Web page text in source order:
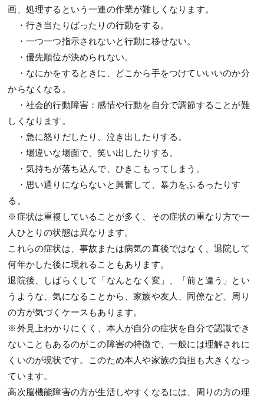
画、処理するという一連の作業が難しくなります。
・行き当たりばったりの行動をする。
・一つ一つ指示されないと行動に移せない。
・優先順位が決められない。
・なにかをするときに、どこから手をつけていいいのか分
からなくなる。
・社会的行動障害：感情や行動を自分で調節することが難
しくなります。
・急に怒りだしたり、泣き出したりする。
・場違いな場面で、笑い出したりする。
・気持ちが落ち込んで、ひきこもってしまう。
・思い通りにならないと興奮して、暴力をふるったりす
る。
※症状は重複していることが多く、その症状の重なり方で一
人ひとりの状態は異なります。
これらの症状は、事故または病気の直後ではなく、退院して
何年かした後に現れることもあります。
退院後、しばらくして「なんとなく変」、「前と違う」とい
うような、気になることから、家族や友人、同僚など、周り
の方が気づくケースもあります。
※外見上わかりにくく、本人が自分の症状を自分で認識でき
ないこともあるのがこの障害の特徴で、一般には理解されに
くいのが現状です。このため本人や家族の負担も大きくなっ
ています。
高次脳機能障害の方が生活しやすくなるには、周りの方の理